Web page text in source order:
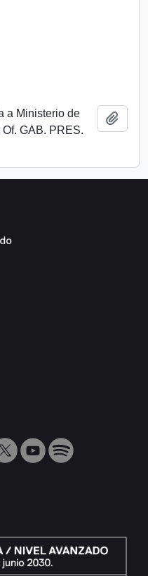
a Ministerio de
GAB. PRES.